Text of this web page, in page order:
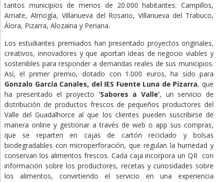
tantos municipios de menos de 20.000 habitantes: Campillos,
Arriate, Almogía, Villanueva del Rosario, Villanueva del Trabuco,
Álora, Pizarra, Alozaina y Periana.
Los estudiantes premiados han presentado proyectos originales,
creativos, innovadores y que aportan ideas de negocio viables y
sostenibles para responder a demandas reales de sus municipios.
Así, el primer premio, dotado con 1.000 euros, ha sido para
Gonzalo García Canales, del IES Fuente Luna de Pizarra, que
ha presentado el proyecto ‘Sabores a Valle’, un servicio de
distribución de productos frescos de pequeños productores del
Valle del Guadalhorce al que los clientes pueden suscribirse de
manera online y gestionar a través de web o app sus compras,
que se reparten en cajas de cartón reciclado y bolsas
biodegradables con microperforación, que regulan la humedad y
conservan los alimentos frescos. Cada caja incorpora un QR con
información sobre los productores, recetas y curiosidades sobre
los alimentos, convirtiendo el servicio en una experiencia